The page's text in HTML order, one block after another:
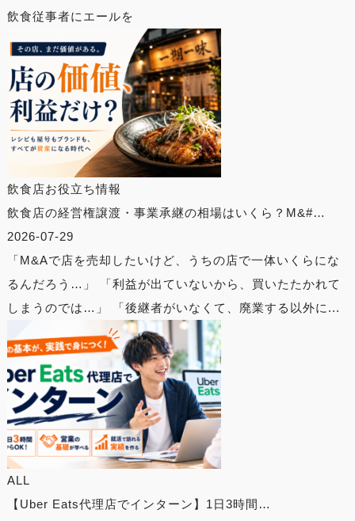
飲食従事者にエールを
飲食店お役立ち情報
飲食店の経営権譲渡・事業承継の相場はいくら？M&#…
2026-07-29
「M&Aで店を売却したいけど、うちの店で一体いくらにな
るんだろう…」 「利益が出ていないから、買いたたかれて
しまうのでは…」 「後継者がいなくて、廃業する以外に...
ALL
【Uber Eats代理店でインターン】1日3時間…